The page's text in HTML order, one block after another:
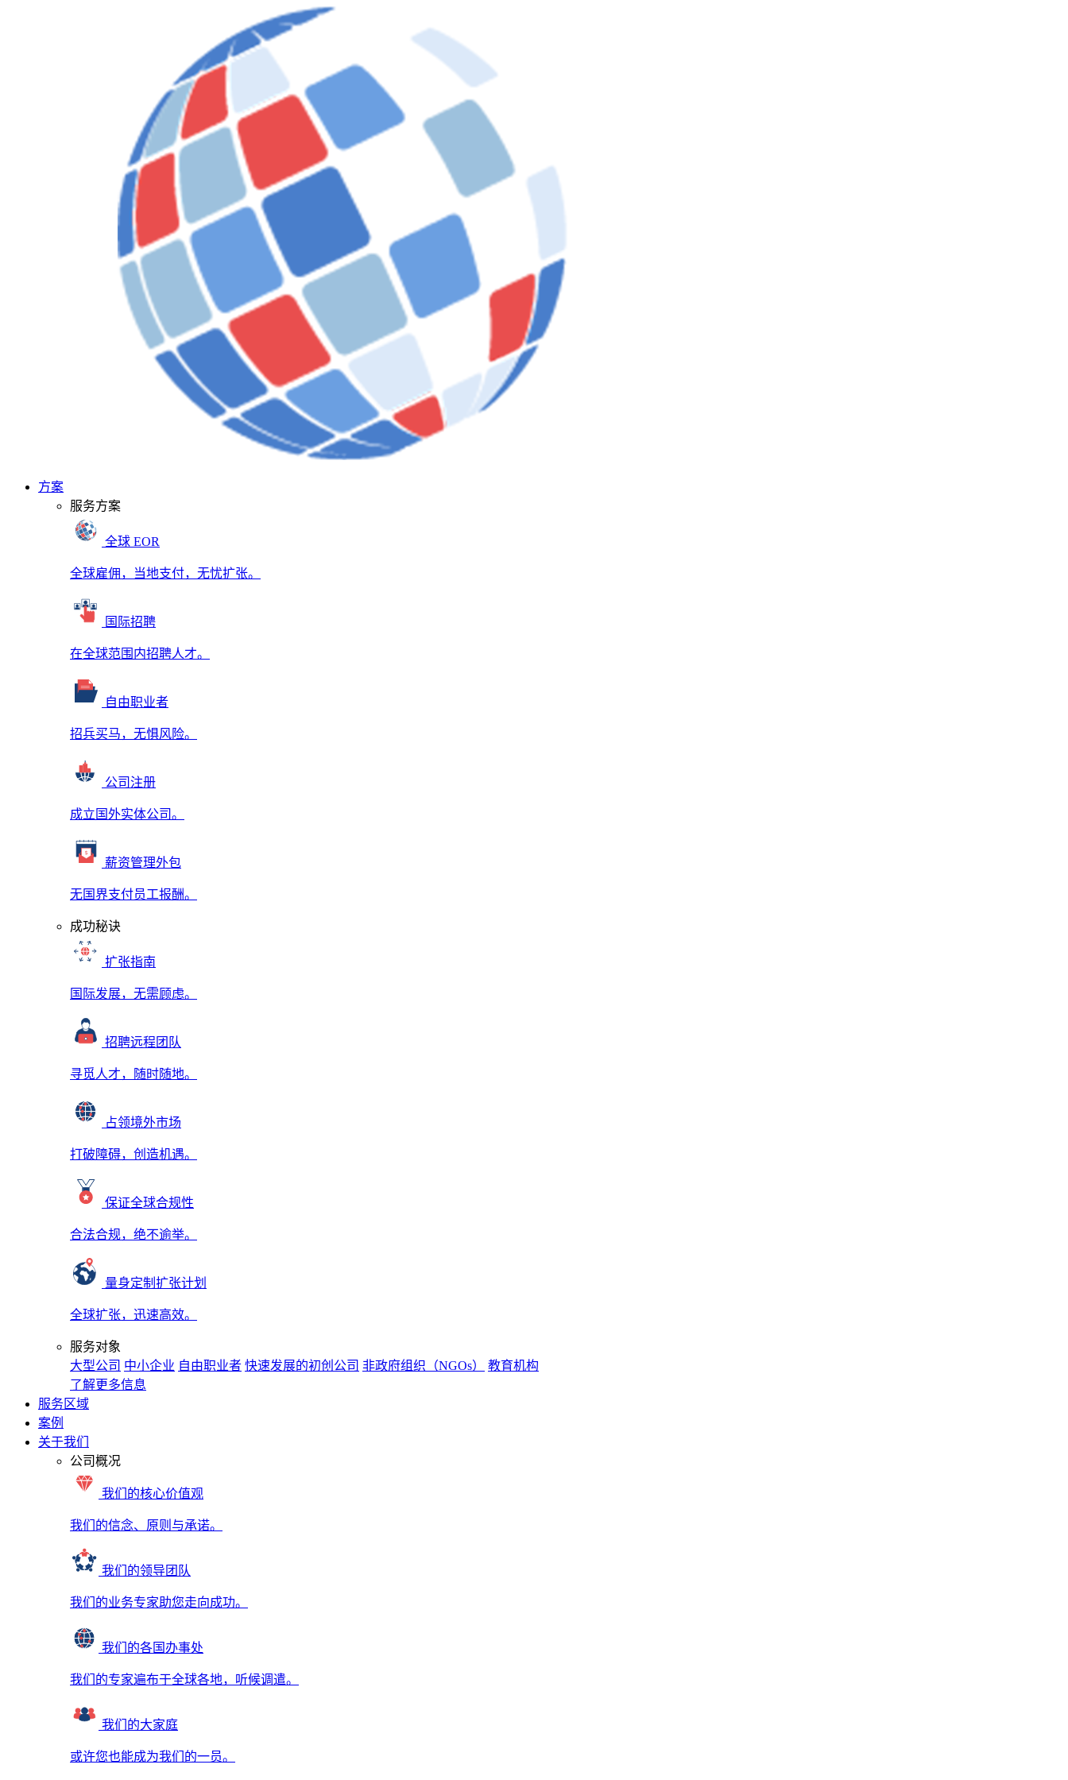
方案
服务方案
全球 EOR
全球雇佣，当地支付，无忧扩张。
国际招聘
在全球范围内招聘人才。
自由职业者
招兵买马，无惧风险。
公司注册
成立国外实体公司。
薪资管理外包
无国界支付员工报酬。
成功秘诀
扩张指南
国际发展，无需顾虑。
招聘远程团队
寻觅人才，随时随地。
占领境外市场
打破障碍，创造机遇。
保证全球合规性
合法合规，绝不逾举。
量身定制扩张计划
全球扩张，迅速高效。
服务对象
大型公司 中小企业 自由职业者 快速发展的初创公司 非政府组织（NGOs）
教育机构
了解更多信息
服务区域
案例
关于我们
公司概况
我们的核心价值观
我们的信念、原则与承诺。
我们的领导团队
我们的业务专家助您走向成功。
我们的各国办事处
我们的专家遍布于全球各地，听候调遣。
我们的大家庭
或许您也能成为我们的一员。